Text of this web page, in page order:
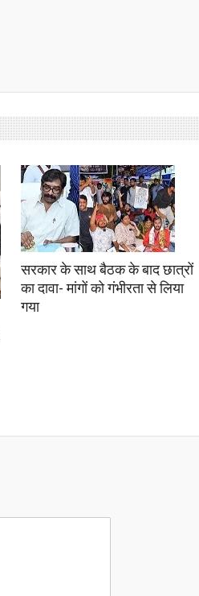
सरकार के साथ बैठक के बाद छात्रों
का दावा- मांगों को गंभीरता से लिया
गया